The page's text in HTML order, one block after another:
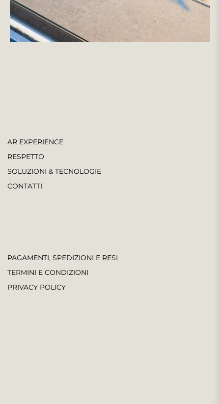
AR EXPERIENCE
RESPETTO
SOLUZIONI & TECNOLOGIE
CONTATTI
PAGAMENTI, SPEDIZIONI E RESI
TERMINI E CONDIZIONI
PRIVACY POLICY